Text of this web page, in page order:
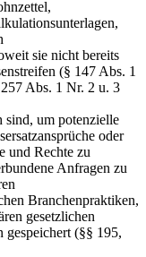
sie nicht bereits
(§ 147 Abs. 1
Abs. 1 Nr. 2 u. 3
sind, um potenzielle
oder
und Rechte zu
Anfragen zu
Branchenpraktiken,
gesetzlichen
gespeichert (§§ 195,